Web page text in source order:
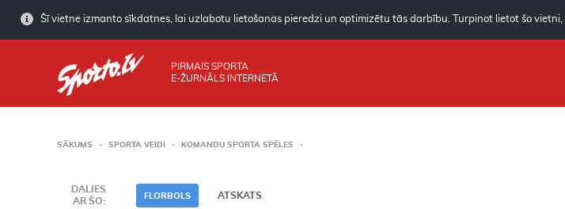
Šī vietne izmanto sīkdatnes, lai uzlabotu lietošanas pieredzi un optimizētu tās darbību. Turpinot lietot šo
PIRMAIS SPORTA
E-ŽURNĀLS INTERNETĀ
SĀKUMS SPORTA VEIDI KOMANDU SPORTA SPĒLES
DALIES
AR ŠO:
FLORBOLS ATSKATS